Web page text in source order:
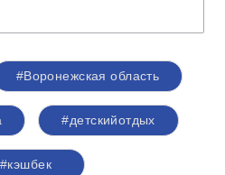
#Воронежская область
#детскийотдых
#кэшбек